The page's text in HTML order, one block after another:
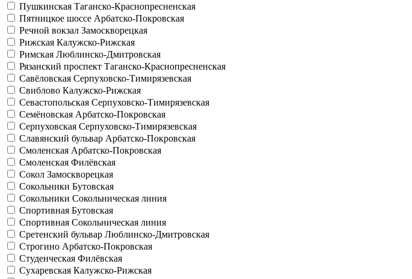
Пушкинская Таганско-Краснопресненская
Пятницкое шоссе Арбатско-Покровская
Речной вокзал Замоскворецкая
Рижская Калужско-Рижская
Римская Люблинско-Дмитровская
Рязанский проспект Таганско-Краснопресненская
Савёловская Серпуховско-Тимирязевская
Свиблово Калужско-Рижская
Севастопольская Серпуховско-Тимирязевская
Семёновская Арбатско-Покровская
Серпуховская Серпуховско-Тимирязевская
Славянский бульвар Арбатско-Покровская
Смоленская Арбатско-Покровская
Смоленская Филёвская
Сокол Замоскворецкая
Сокольники Бутовская
Сокольники Сокольническая линия
Спортивная Бутовская
Спортивная Сокольническая линия
Сретенский бульвар Люблинско-Дмитровская
Строгино Арбатско-Покровская
Студенческая Филёвская
Сухаревская Калужско-Рижская